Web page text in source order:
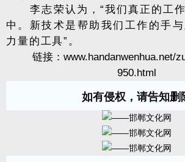
李志荣认为，“我们真正的工
中。新技术是帮助我们工作的手
力量的工具”。
链接： www.handanwenhua.net/
950.html
如有侵权，请告知删